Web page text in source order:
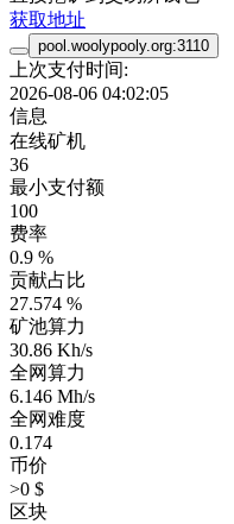
获取地址
pool.woolypooly.org:3110
上次支付时间:
2026-08-06 04:02:05
信息
在线矿机
36
最小支付额
100
费率
0.9 %
贡献占比
27.574 %
矿池算力
30.86 Kh/s
全网算力
6.146 Mh/s
全网难度
0.174
币价
>0 $
区块